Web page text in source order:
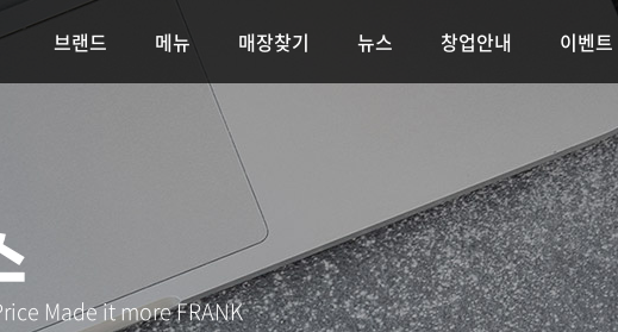
브랜드 메뉴 매장찾기 뉴스 창업안내 이벤트
Made it more FRANK